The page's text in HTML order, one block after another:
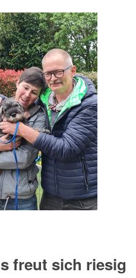
freut sich riesig